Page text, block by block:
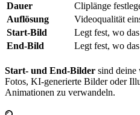
Dauer
Cliplänge
Auflösung
Videoqualität
Start-Bild
Legt fest, wo
End-Bild
Legt fest, wo
Start- und End-Bilder sind deine
Fotos, KI-generierte Bilder oder
Animationen zu verwandeln.